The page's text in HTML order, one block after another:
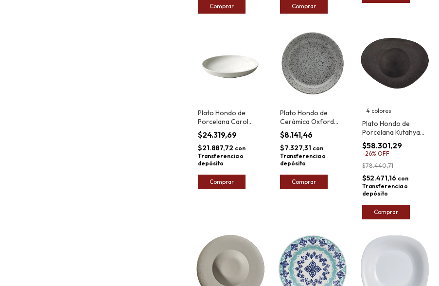
Comprar Comprar
Plato Hondo de
Porcelana Carol
25cm
$24.319,69
$21.887,72 con
Transferencia o
depósito
Comprar
Plato Hondo de
Cerámica Oxford
Flat Gray 20,5cm
$8.141,46
$7.327,31 con
Transferencia o
depósito
Comprar
4 colores
Plato Hondo de
Porcelana Kutahya
Galaxy 29cm
$58.301,29
-26% OFF
$78.440,71
$52.471,16 con
Transferencia o
depósito
Comprar